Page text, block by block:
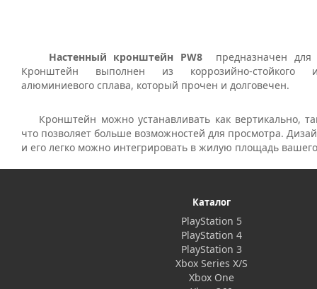
Настенный кронштейн PW8
предназначен для
Кронштейн выполнен из коррозийно-стойкого
алюминиевого сплава, который прочен и долговечен.
Кронштейн можно устанавливать как вертикально,
что позволяет больше возможностей для просмотра.
и его легко можно интегрировать в жилую площадь
Каталог
PlayStation 5
PlayStation 4
PlayStation 3
Xbox Series X/S
Xbox One